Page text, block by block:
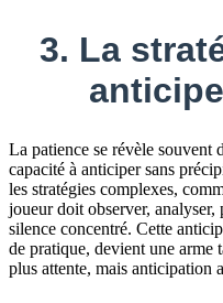
3. La
La patience se révèle souvent
capacité à anticiper sans
les stratégies complexes,
joueur doit observer,
silence concentré. Cette
de pratique, devient une arme
plus attente, mais anticipation